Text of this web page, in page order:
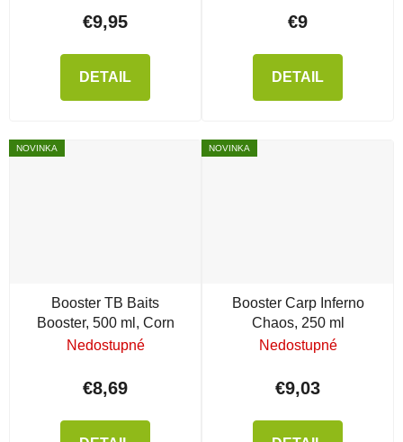
€9,95
DETAIL
€9
DETAIL
NOVINKA
Booster TB Baits
Booster, 500 ml, Corn
Nedostupné
€8,69
NOVINKA
Booster Carp Inferno
Chaos, 250 ml
Nedostupné
€9,03